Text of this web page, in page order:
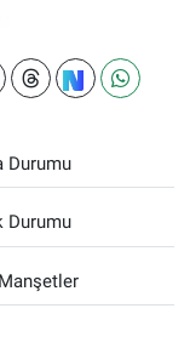
Durumu
Durumu